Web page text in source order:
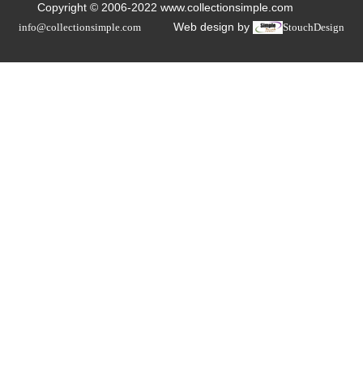
Copyright © 2006-2022 www.collectionsimple.com
info@collectionsimple.com Web design by StouchDesign